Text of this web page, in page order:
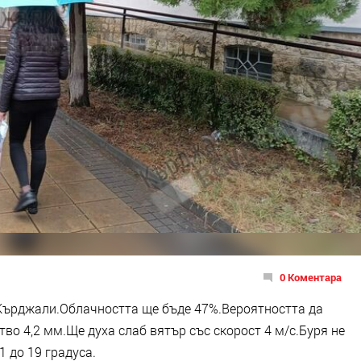
0 Коментара
ще бъде 47%.Вероятността да
4,2 мм.Ще духа слаб вятър със скорост 4 м/с.Буря не
до 19 градуса.